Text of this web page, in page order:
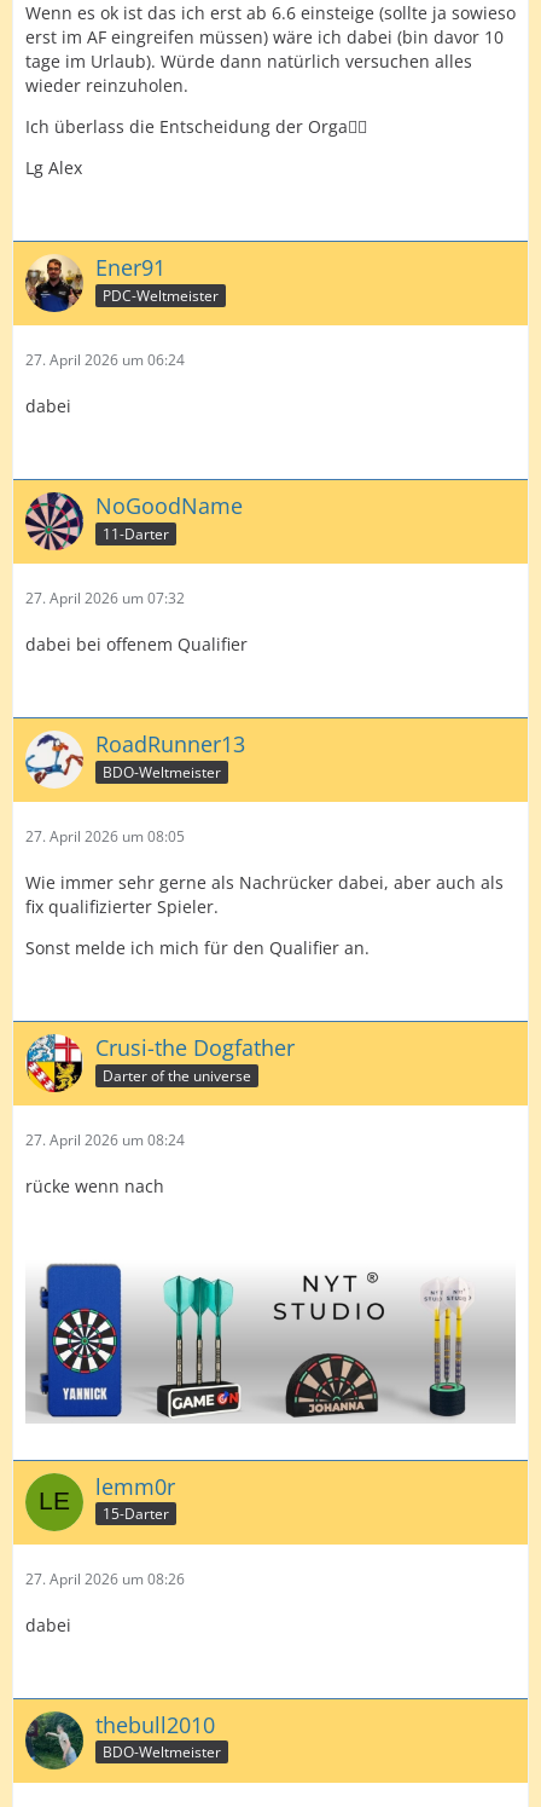
Wenn es ok ist das ich erst ab 6.6 einsteige (sollte ja sowieso
erst im AF eingreifen müssen) wäre ich dabei (bin davor 10
tage im Urlaub). Würde dann natürlich versuchen alles
wieder reinzuholen.
Ich überlass die Entscheidung der Orga🤷‍♂️
Lg Alex
Ener91
PDC-Weltmeister
27. April 2026 um 06:24
dabei
NoGoodName
11-Darter
27. April 2026 um 07:32
dabei bei offenem Qualifier
RoadRunner13
BDO-Weltmeister
27. April 2026 um 08:05
Wie immer sehr gerne als Nachrücker dabei, aber auch als
fix qualifizierter Spieler.
Sonst melde ich mich für den Qualifier an.
Crusi-the Dogfather
Darter of the universe
27. April 2026 um 08:24
rücke wenn nach
lemm0r
15-Darter
27. April 2026 um 08:26
dabei
thebull2010
BDO-Weltmeister